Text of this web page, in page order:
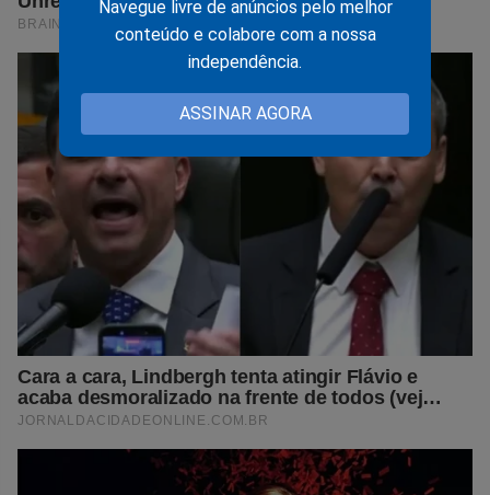
Navegue livre de anúncios pelo melhor
conteúdo e colabore com a nossa
independência.
ASSINAR AGORA